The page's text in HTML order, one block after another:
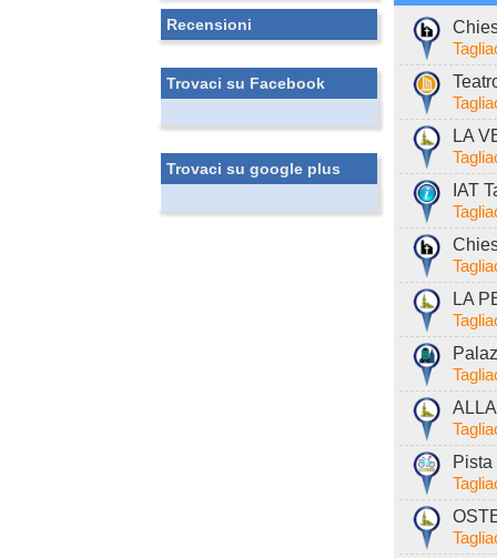
Recensioni
Trovaci su Facebook
Trovaci su google plus
LA
IAT
LA